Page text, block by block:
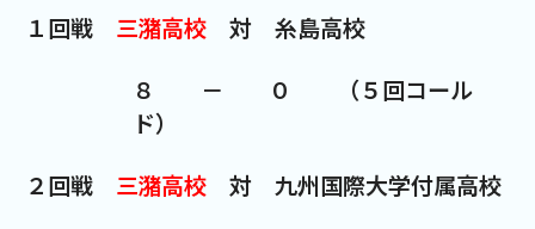
１回戦 三潴高校 対 糸島高校
８ － ０ （５回コール
ド）
２回戦 三潴高校 対 九州国際大学付属高校